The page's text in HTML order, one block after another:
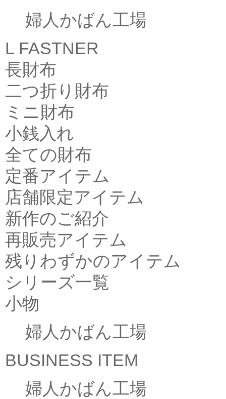
婦人かばん工場
L FASTNER
長財布
二つ折り財布
ミニ財布
小銭入れ
全ての財布
定番アイテム
店舗限定アイテム
新作のご紹介
再販売アイテム
残りわずかのアイテム
シリーズ一覧
小物
婦人かばん工場
BUSINESS ITEM
婦人かばん工場